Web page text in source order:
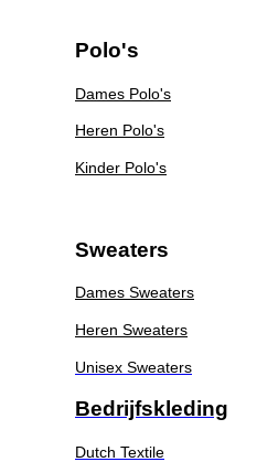
Polo's
Dames Polo's
Heren Polo's
Kinder Polo's
Sweaters
Dames Sweaters
Heren Sweaters
Unisex Sweaters
Bedrijfskleding
Dutch Textile